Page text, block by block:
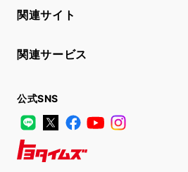
関連サイト
関連サービス
公式SNS
LINE
X FacebookYouTube